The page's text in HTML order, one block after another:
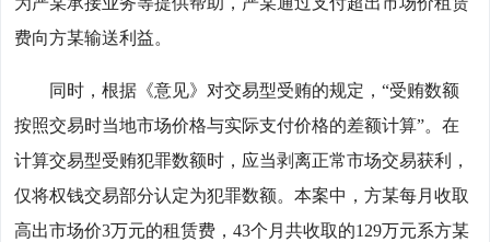
费向方某输送利益。
同时，根据《意见》对交易型受贿的规定，“受贿数额
按照交易时当地市场价格与实际支付价格的差额计算”。在
计算交易型受贿犯罪数额时，应当剥离正常市场交易获利，
仅将权钱交易部分认定为犯罪数额。本案中，方某每月收取
高出市场价3万元的租赁费，43个月共收取的129万元系方某